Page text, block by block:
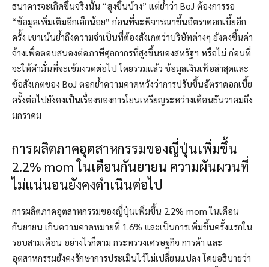
ธนาคารจะเกิดขึ้นจริงนั้น “สูงขึ้นบ้าง” แต่ย้ำว่า BoJ ต้องการรอ
“ข้อมูลเพิ่มเติมอีกเล็กน้อย” ก่อนที่จะพิจารณาขึ้นอัตราดอกเบี้ยอีก
ครั้ง เขาเน้นย้ำถึงความจำเป็นที่ต้องสังเกตว่าบริษัทต่างๆ ยังคงขึ้นค่า
จ้างเพื่อตอบสนองต่อภาษีศุลกากรที่สูงขึ้นของสหรัฐฯ หรือไม่ ก่อนที่
จะให้คำมั่นที่จะเข้มงวดต่อไป โดยรวมแล้ว ข้อมูลเงินเฟ้อล่าสุดและ
ข้อสังเกตของ BoJ ตอกย้ำความคาดหวังว่าการปรับขึ้นอัตราดอกเบี้ย
ครั้งต่อไปยังคงเป็นเรื่องของการโยนเหรียญระหว่างเดือนธันวาคมถึง
มกราคม
การผลิตภาคอุตสาหกรรมของญี่ปุ่นเพิ่มขึ้น
2.2% mom ในเดือนกันยายน ความผันผวนที่
ไม่แน่นอนยังคงดำเนินต่อไป
การผลิตภาคอุตสาหกรรมของญี่ปุ่นเพิ่มขึ้น 2.2% mom ในเดือน
กันยายน เกินความคาดหมายที่ 1.6% และเป็นการเพิ่มขึ้นครั้งแรกใน
รอบสามเดือน อย่างไรก็ตาม กระทรวงเศรษฐกิจ การค้า และ
อุตสาหกรรมยังคงรักษาการประเมินไว้ไม่เปลี่ยนแปลง โดยอธิบายว่า